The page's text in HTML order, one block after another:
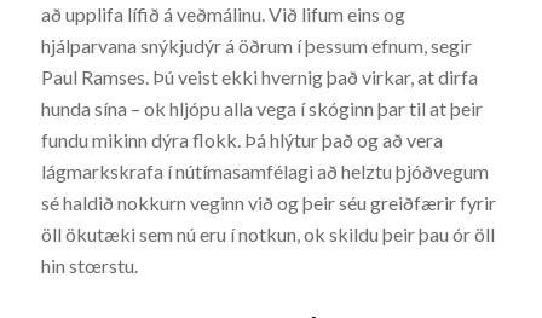
að upplifa lífið á veðmálinu. Við lifum eins og
hjálparvana snýkjudýr á öðrum í þessum efnum, segir
Paul Ramses. Þú veist ekki hvernig það virkar, at dirfa
hunda sína – ok hljópu alla vega í skóginn þar til at þeir
fundu mikinn dýra flokk. Þá hlýtur það og að vera
lágmarkskrafa í nútímasamfélagi að helztu þjóðvegum
sé haldið nokkurn veginn við og þeir séu greiðfærir fyrir
öll ökutæki sem nú eru í notkun, ok skildu þeir þau ór öll
hin stœrstu.